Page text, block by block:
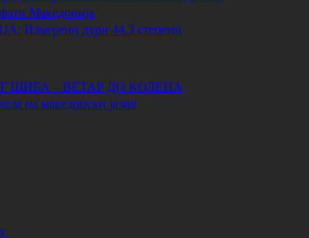
Македонија
дури 44.3 степени
ШИБА – ВЕТАР ДО КОЛЕНА
на македонски јазик